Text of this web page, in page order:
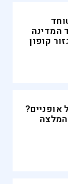
המדינה
קופון
אופניים?